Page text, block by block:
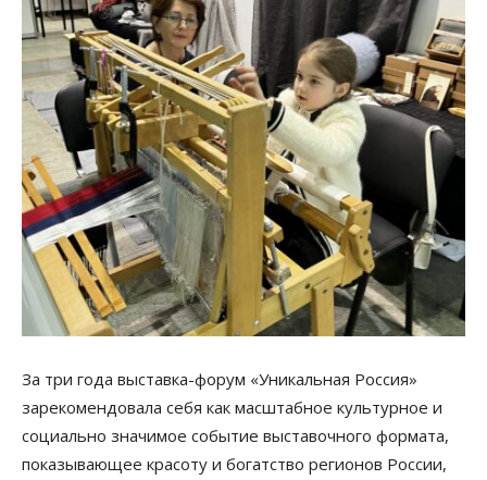
За три года выставка-форум «Уникальная Россия»
зарекомендовала себя как масштабное культурное и
социально значимое событие выставочного формата,
показывающее красоту и богатство регионов России,